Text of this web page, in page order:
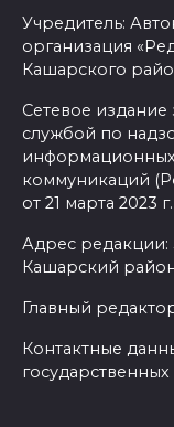
Учредитель:
организация
Кашарского
Сетевое
службой по
коммуникаций
от 21 марта 2023 г.
Адрес редакции:
Кашарский
Главный
Контактные